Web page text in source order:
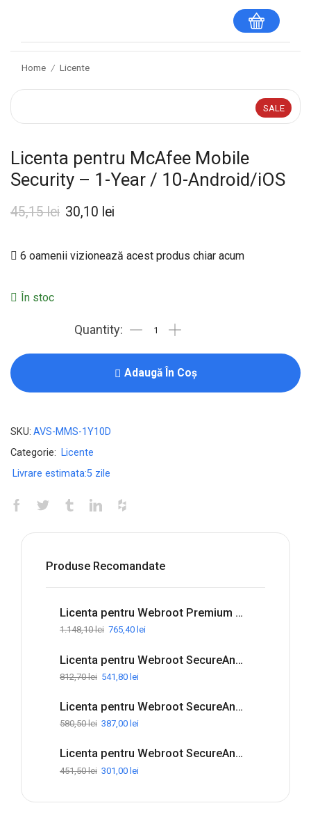
Home / Licente
SALE
Licenta pentru McAfee Mobile
Security – 1-Year / 10-Android/iOS
45,15lei 30,10 lei
6 oamenii vizionează acest produs chiar acum
În stoc
Adaugă În Coș
SKU: AVS-MMS-1Y10D
Categorie: Licente
Livrare estimata:5 zile
Produse Recomandate
Licenta pentru Webroot Premium with Allstate Identity Protection - 1-Year / 5-Device
1.148,10lei 765,40 lei
Licenta pentru Webroot SecureAnywhere Internet Security Complete - 1-Year / 5-Device
812,70lei 541,80 lei
Licenta pentru Webroot SecureAnywhere Internet Security Plus - 1-Year / 3-Device
580,50lei 387,00 lei
Licenta pentru Webroot SecureAnywhere Antivirus - 1-Year / 3-Device
451,50lei 301,00 lei